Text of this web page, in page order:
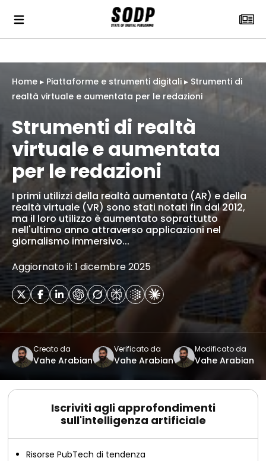
Home ▸ Piattaforme e strumenti digitali ▸ Strumenti di
realtà virtuale e aumentata per le redazioni
Strumenti di realtà
virtuale e aumentata
per le redazioni
I primi utilizzi della realtà aumentata (AR) e della
realtà virtuale (VR) sono stati notati fin dal 2012,
ma il loro utilizzo è aumentato soprattutto
nell'ultimo anno attraverso applicazioni nel
giornalismo immersivo...
Aggiornato il: 1 dicembre 2025
Creato da
Vahe Arabian
Verificato da
Vahe Arabian
Modificato da
Vahe Arabian
Iscriviti agli approfondimenti
sull'intelligenza artificiale
Risorse PubTech di tendenza